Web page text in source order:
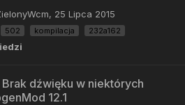
, 25 Lipca 2015
502 kompilacja 232a162
dźwięku w niektórych
12.1